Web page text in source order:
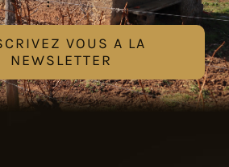
:
VOUS A LA
NEWSLETTER